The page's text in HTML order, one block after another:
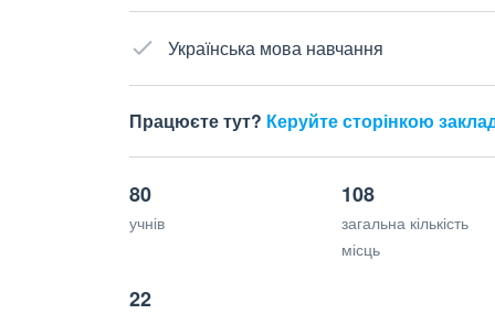
Українська мова навчання
Працюєте тут? Керуйте сторінкою
80
учнів
108
загальна кількість
місць
22